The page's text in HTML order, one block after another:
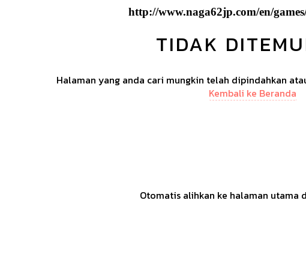
http://www.naga62jp.com/en/
TIDAK
Halaman yang anda cari mungkin telah dipindahkan
Kembali ke Beranda
Otomatis alihkan ke halaman utama